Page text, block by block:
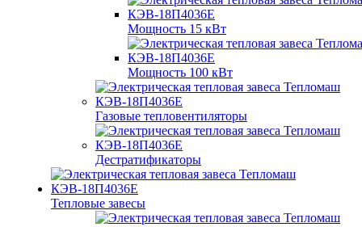
Мощность 15 кВт
Мощность 100 кВт
Газовые тепловентиляторы
Дестратификаторы
Тепловые завесы